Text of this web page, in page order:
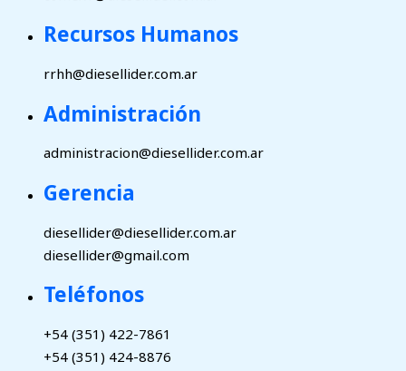
Recursos Humanos
rrhh@diesellider.com.ar
Administración
administracion@diesellider.com.ar
Gerencia
diesellider@diesellider.com.ar
diesellider@gmail.com
Teléfonos
+54 (351) 422-7861
+54 (351) 424-8876